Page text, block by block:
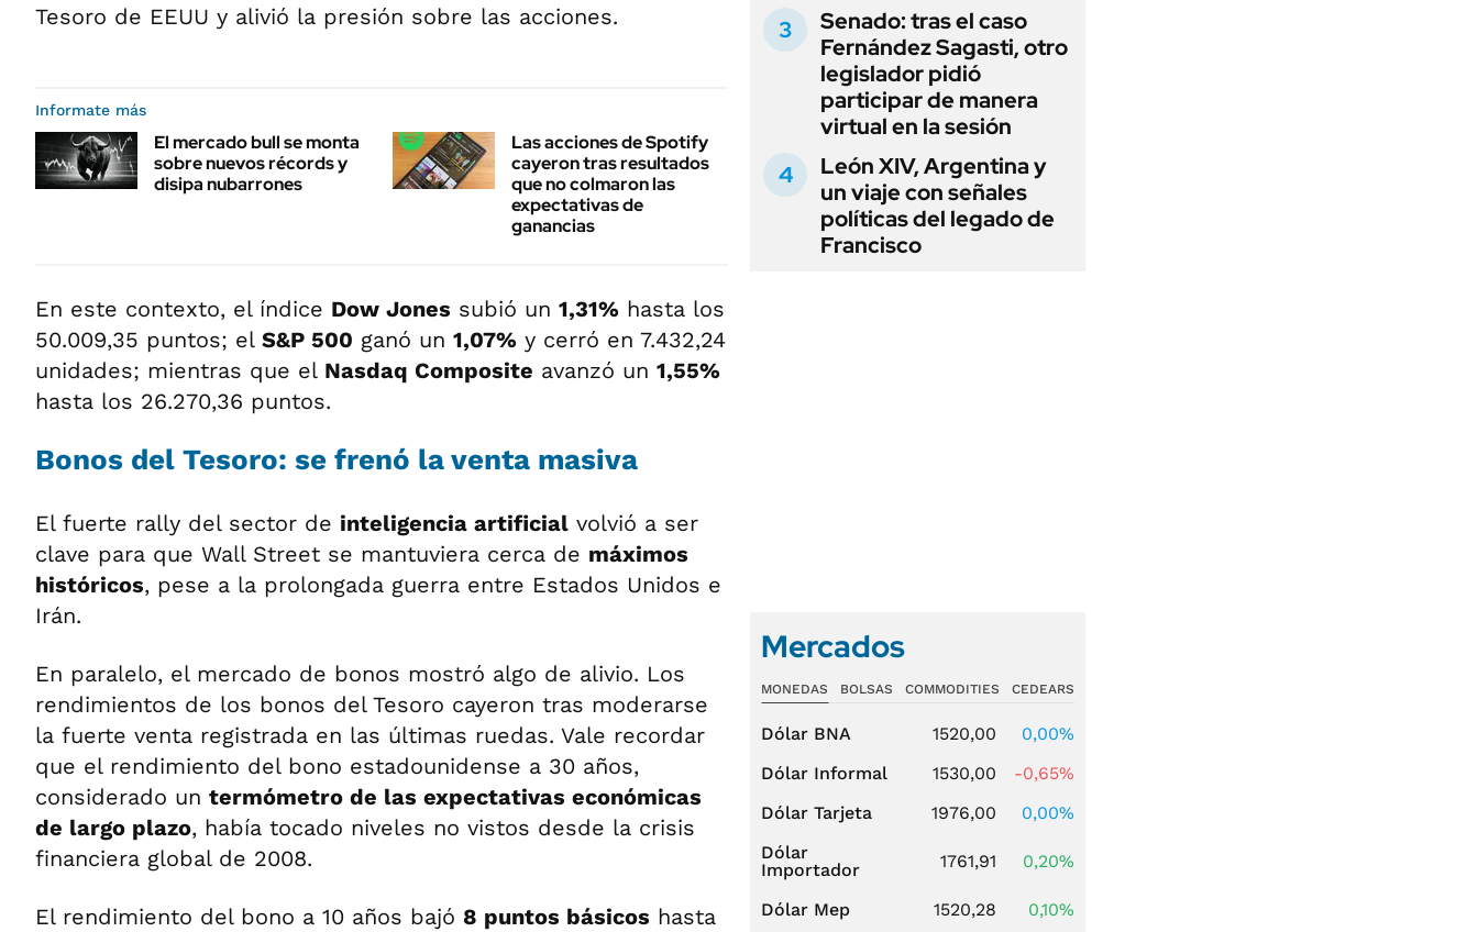
Tesoro de EEUU y alivió la presión sobre las acciones.
Informate más
El mercado bull se monta
sobre nuevos récords y
disipa nubarrones
Las acciones de Spotify
cayeron tras resultados
que no colmaron las
expectativas de
ganancias
En este contexto, el índice Dow Jones subió un 1,31% hasta los
50.009,35 puntos; el S&P 500 ganó un 1,07% y cerró en 7.432,24
unidades; mientras que el Nasdaq Composite avanzó un 1,55%
hasta los 26.270,36 puntos.
Bonos del Tesoro: se frenó la venta masiva
El fuerte rally del sector de inteligencia artificial volvió a ser
clave para que Wall Street se mantuviera cerca de máximos
históricos, pese a la prolongada guerra entre Estados Unidos e
Irán.
En paralelo, el mercado de bonos mostró algo de alivio. Los
rendimientos de los bonos del Tesoro cayeron tras moderarse
la fuerte venta registrada en las últimas ruedas. Vale recordar
que el rendimiento del bono estadounidense a 30 años,
considerado un termómetro de las expectativas económicas
de largo plazo, había tocado niveles no vistos desde la crisis
financiera global de 2008.
El rendimiento del bono a 10 años bajó 8 puntos básicos hasta
Senado: tras el caso
Fernández Sagasti, otro
legislador pidió
participar de manera
virtual en la sesión
León XIV, Argentina y
un viaje con señales
políticas del legado de
Francisco
Mercados
MONEDAS BOLSAS COMMODITIES CEDEARS
Dólar BNA 1520,00
0,00%
Dólar Informal
1530,00
-0,65%
Dólar Tarjeta
1976,00
0,00%
Dólar
Importador
1761,91 0,20%
Dólar Mep 1520,28
0,10%